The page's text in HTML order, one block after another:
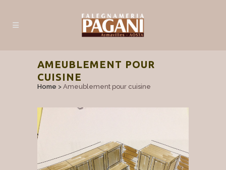
AMEUBLEMENT POUR
CUISINE
Home > Ameublement pour cuisine